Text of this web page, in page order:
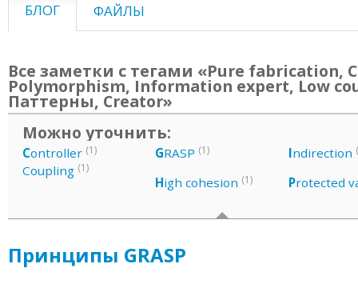
БЛОГ ФАЙЛЫ
Все заметки с тегами «Pure fabrication,
Polymorphism, Information expert, Low
Паттерны, Creator»
Можно уточнить:
Controller (1)
Coupling (1)
GRASP (1)
High cohesion (1)
Indirection
Protected
Принципы GRASP